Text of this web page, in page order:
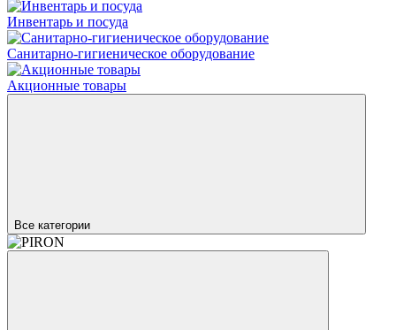
Инвентарь и посуда
Санитарно-гигиеническое оборудование
Акционные товары
Все категории